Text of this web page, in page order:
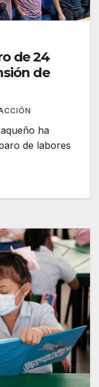
de 24
de
ha
de labores